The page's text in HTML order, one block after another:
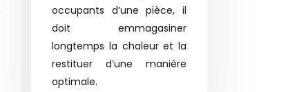
occupants d’une pièce, il
doit emmagasiner
longtemps la chaleur et la
restituer d’une manière
optimale.